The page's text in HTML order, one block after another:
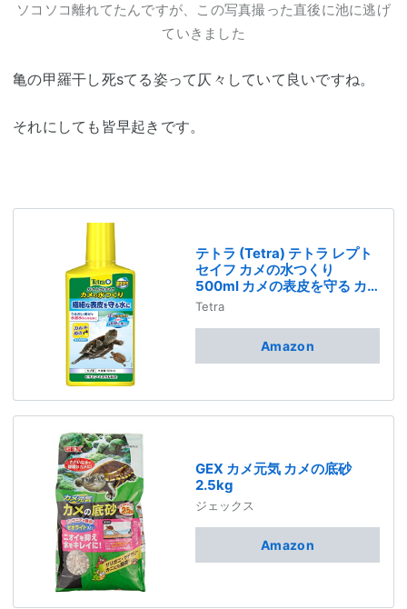
ソコソコ離れてたんですが、この写真撮った直後に池に逃げ
ていきました
亀の甲羅干し死sてる姿って仄々していて良いですね。
それにしても皆早起きです。
テトラ (Tetra) テトラ レプト
セイフ カメの水つくり
500ml カメの表皮を守る カ
ルキ抜き ろ過バクテリア活性
Tetra
Amazon
GEX カメ元気 カメの底砂
2.5kg
ジェックス
Amazon